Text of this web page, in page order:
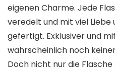
eigenen Charme. Jede
veredelt und mit viel
gefertigt. Exklusiver und
wahrscheinlich noch
Doch nicht nur die